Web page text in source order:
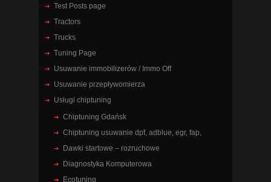
Test Posts page
Tractors
Trucks
Tuning Page
Usuwanie immobilizerów / Immo Off
Usuwanie przepływomierza
Usługi chiptuning
Chiptuning Gdańsk
Chiptuning usuwanie dpf, adblue, egr, fap,
Dawki startowe – rozruchowe
Diagnostyka Komputerowa
Ecotuning